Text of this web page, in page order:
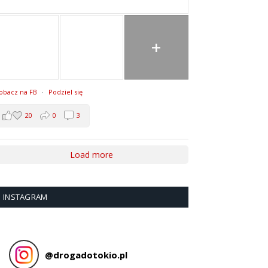
+
na FB · Podziel się
20 0 3
Load more
INSTAGRAM
@drogadotokio.pl